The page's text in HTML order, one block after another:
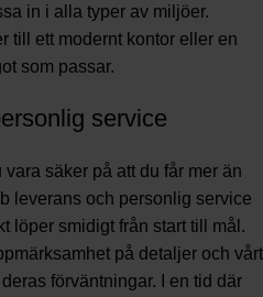
in i alla typer av miljöer.
till ett modernt kontor eller en
som passar.
service
säker på att du får mer än
leverans och personlig service
löper smidigt från start till mål.
på detaljer och vårt
förväntningar. I en tid där